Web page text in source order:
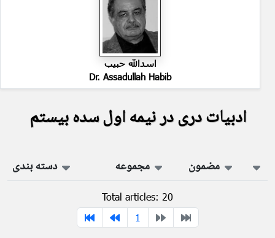
اسدالله حبیب
Dr. Assadullah Habib
ادبیات دری در نیمه اول سده بیستم
مضمون مجموعه دسته بندی
Total articles: 20
1